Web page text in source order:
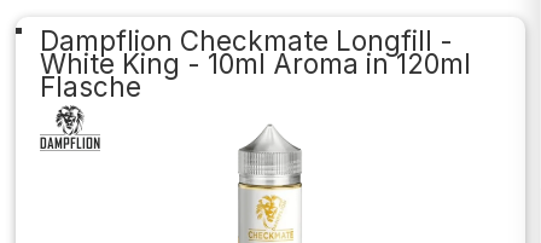
Dampflion Checkmate Longfill -
White King - 10ml Aroma in 120ml
Flasche
Bildergalerie überspringen